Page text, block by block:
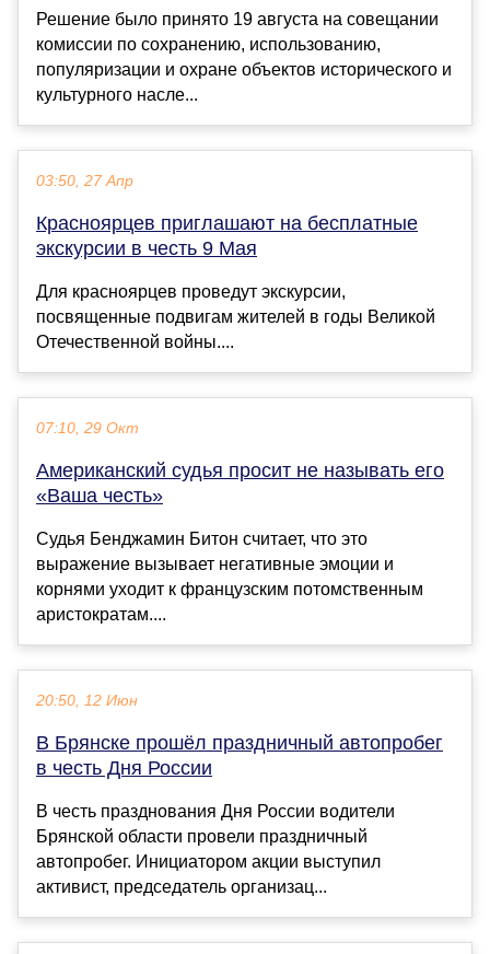
Решение было принято 19 августа на совещании
комиссии по сохранению, использованию,
популяризации и охране объектов исторического и
культурного насле...
03:50, 27 Апр
Красноярцев приглашают на бесплатные
экскурсии в честь 9 Мая
Для красноярцев проведут экскурсии,
посвященные подвигам жителей в годы Великой
Отечественной войны....
07:10, 29 Окт
Американский судья просит не называть его
«Ваша честь»
Судья Бенджамин Битон считает, что это
выражение вызывает негативные эмоции и
корнями уходит к французским потомственным
аристократам....
20:50, 12 Июн
В Брянске прошёл праздничный автопробег
в честь Дня России
В честь празднования Дня России водители
Брянской области провели праздничный
автопробег. Инициатором акции выступил
активист, председатель организац...